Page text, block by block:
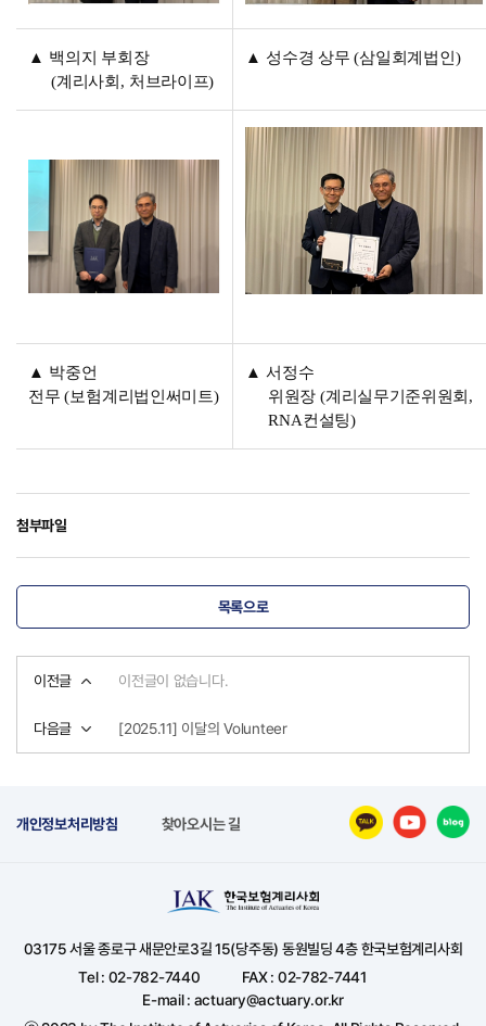
▲ 백의지 부회장
(계리사회, 처브라이프)
▲ 성수경 상무(삼일회계법인)
▲ 박중언
전무(보험계리법인써미트)
▲서정수
위원장 (계리실무기준위원회,
RNA컨설팅)
첨부파일
목록으로
이전글 이전글이 없습니다.
다음글 [2025.11] 이달의 Volunteer
개인정보처리방침 찾아오시는 길
03175 서울 종로구 새문안로3길 15(당주동) 동원빌딩 4층 한국보험계리사회
Tel : 02-782-7440
FAX : 02-782-7441
E-mail : actuary@actuary.or.kr